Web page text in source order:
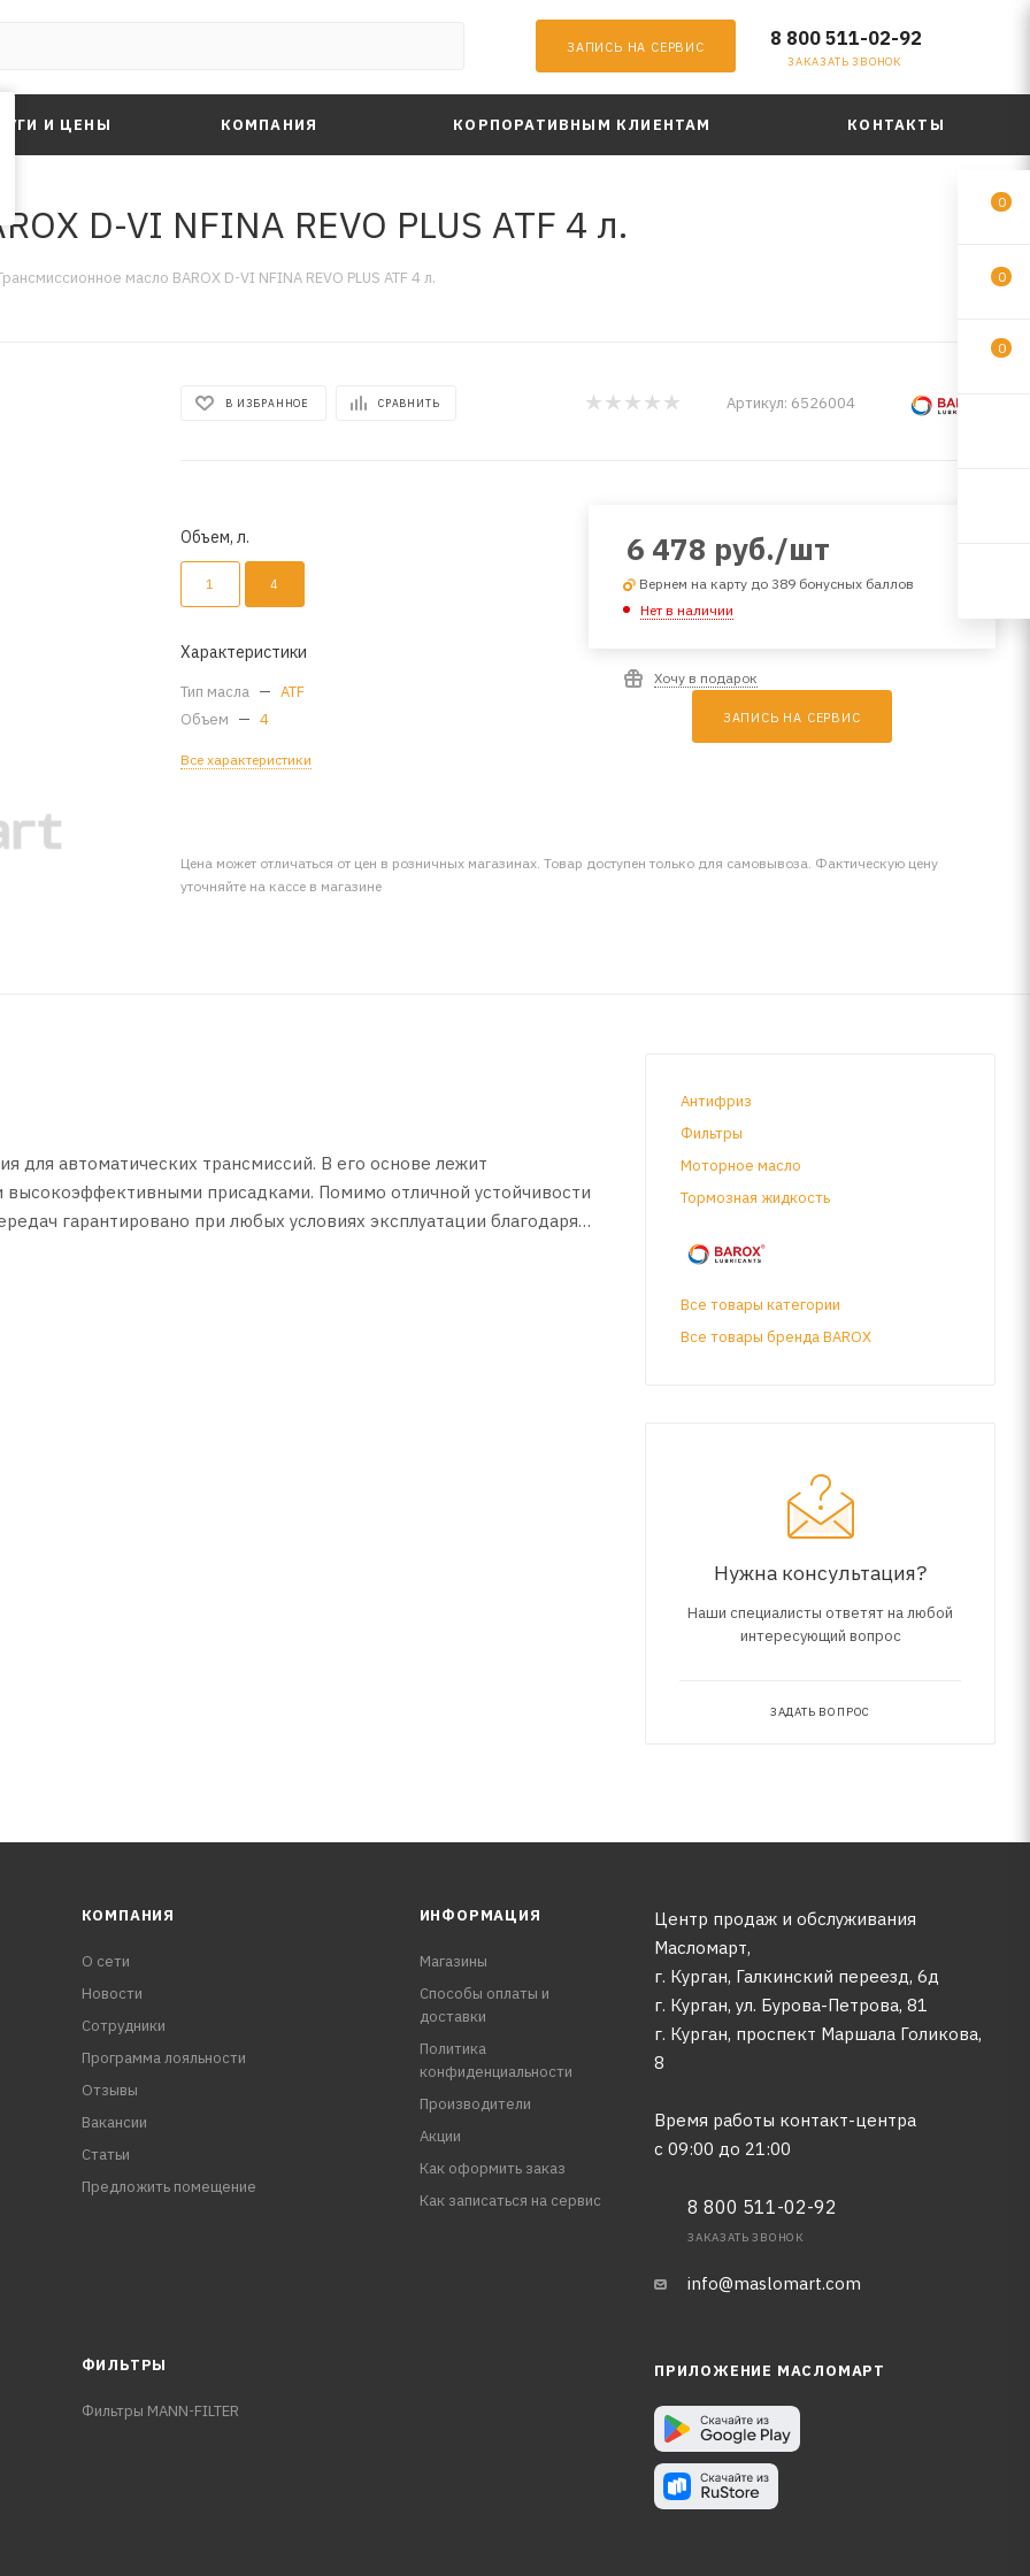
ЗАПИСЬ НА СЕРВИС 8 800 511-02-92
ЗАКАЗАТЬ ЗВОНОК
И ЦЕНЫ КОМПАНИЯ КОРПОРАТИВНЫМ КЛИЕНТАМ КОНТАКТЫ
D-VI NFINA REVO PLUS ATF 4 л.
масло BAROX D-VI NFINA REVO PLUS ATF 4 л.
В ИЗБРАННОЕ СРАВНИТЬ Артикул: 6526004
Объем, л.
1 4
Характеристики
Тип масла — ATF
Объем — 4
Все характеристики
6 478 руб./шт
Вернем на карту до 389 бонусных баллов
Нет в наличии
Хочу в подарок
ЗАПИСЬ НА СЕРВИС
Цена может отличаться от цен в розничных магазинах. Товар доступен только для самовывоза. Фактическую цену
уточняйте на кассе в магазине
для автоматических трансмиссий. В его основе лежит
высокоэффективными присадками. Помимо отличной устойчивости
гарантировано при любых условиях эксплуатации благодаря
Антифриз
Фильтры
Моторное масло
Тормозная жидкость
Все товары категории
Все товары бренда BAROX
Нужна консультация?
Наши специалисты ответят на любой
интересующий вопрос
ЗАДАТЬ ВОПРОС
КОМПАНИЯ
О сети
Новости
Сотрудники
Программа лояльности
Отзывы
Вакансии
Статьи
Предложить помещение
ИНФОРМАЦИЯ
Магазины
Способы оплаты и
доставки
Политика
конфиденциальности
Производители
Акции
Как оформить заказ
Как записаться на сервис
Центр продаж и обслуживания
Масломарт,
г. Курган, Галкинский переезд, 6д
г. Курган, ул. Бурова-Петрова, 81
г. Курган, проспект Маршала Голикова,
8
Время работы контакт-центра
с 09:00 до 21:00
8 800 511-02-92
ЗАКАЗАТЬ ЗВОНОК
info@maslomart.com
ФИЛЬТРЫ
Фильтры MANN-FILTER
ПРИЛОЖЕНИЕ МАСЛОМАРТ
0
0
0